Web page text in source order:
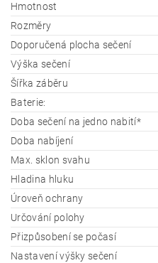
Hmotnost
Rozměry
Doporučená plocha sečení
Výška sečení
Šířka záběru
Baterie:
Doba sečení na jedno nabití*
Doba nabíjení
Max. sklon svahu
Hladina hluku
Úroveň ochrany
Určování polohy
Přizpůsobení se počasí
Nastavení výšky sečení